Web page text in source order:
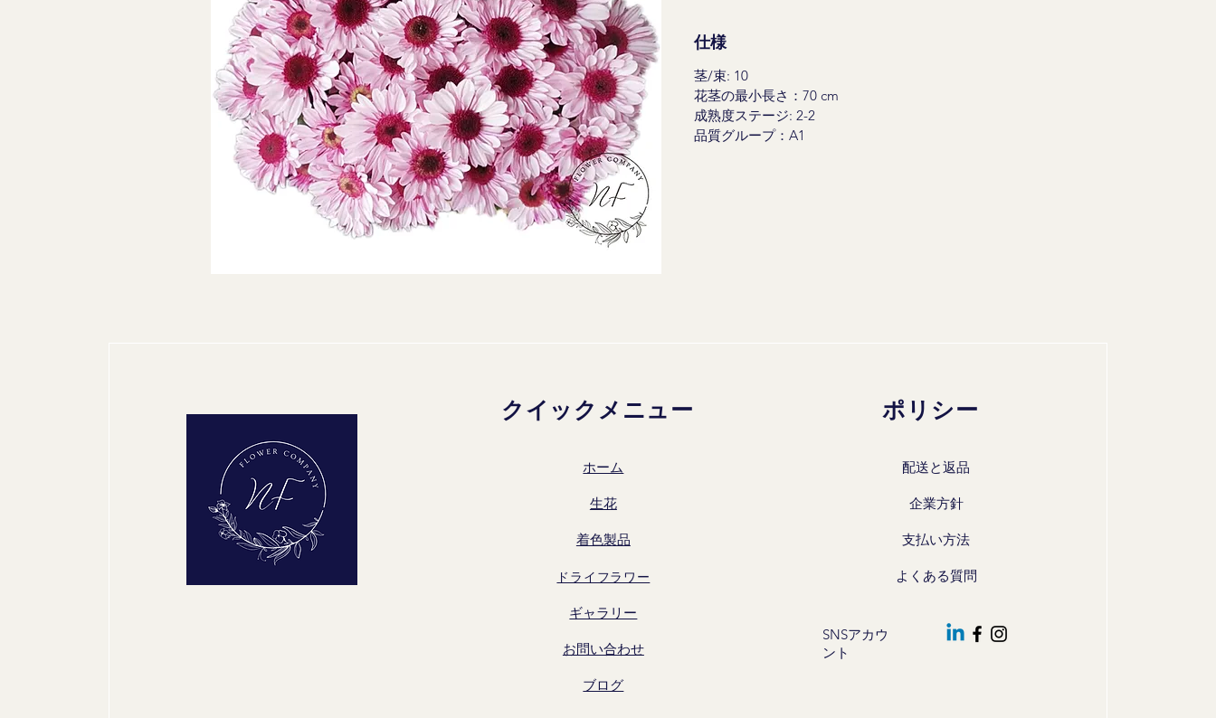
仕様
茎/束: 10
花茎の最小長さ：70 cm
成熟度ステージ: 2-2
品質グループ：A1
クイックメニュー
ホーム
生花
着色製品
ドライフラワー
ギャラリー
お問い合わせ
ブログ
ポリシー
配送と返品
企業方針
支払い方法
よくある質問
SNSアカウ
ント